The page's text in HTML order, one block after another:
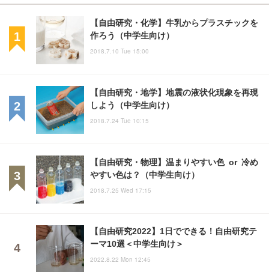
【自由研究・化学】牛乳からプラスチックを
作ろう（中学生向け）
2018.7.10 Tue 15:00
【自由研究・地学】地震の液状化現象を再現
しよう（中学生向け）
2018.7.24 Tue 10:15
【自由研究・物理】温まりやすい色 or 冷め
やすい色は？（中学生向け）
2018.7.25 Wed 17:15
【自由研究2022】1日でできる！自由研究テ
ーマ10選＜中学生向け＞
2022.8.22 Mon 12:45